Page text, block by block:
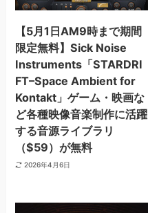
【5月1日AM9時まで期間
限定無料】Sick Noise
Instruments「STARDRI
FT–Space Ambient for
Kontakt」ゲーム・映画な
ど各種映像音楽制作に活躍
する音源ライブラリ
（$59）が無料
2026年4月6日